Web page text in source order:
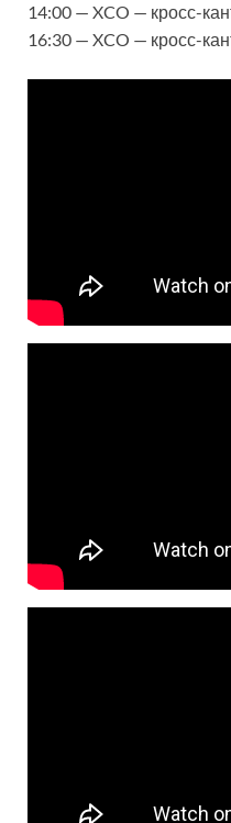
14:00 — XCO — кросс-
16:30 — XCO — кросс-